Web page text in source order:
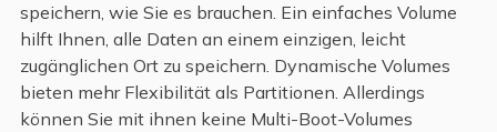
speichern, wie Sie es brauchen. Ein einfaches Volume
hilft Ihnen, alle Daten an einem einzigen, leicht
zugänglichen Ort zu speichern. Dynamische Volumes
bieten mehr Flexibilität als Partitionen. Allerdings
können Sie mit ihnen keine Multi-Boot-Volumes